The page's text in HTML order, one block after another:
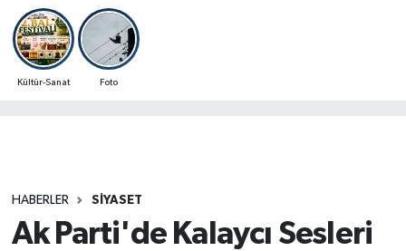
Kültür-Sanat Foto
HABERLER SIYASET
Ak Parti'de Kalaycı Sesleri
Çevre
Eğitim
Kültür-Sanat
Bartin Namaz Vakitleri
Bartın Trafik Yoğunluk Haritası
Son Dakika Haberleri